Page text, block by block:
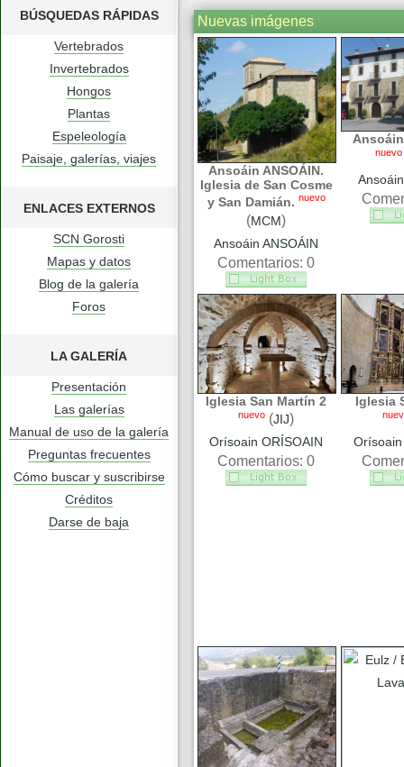
BÚSQUEDAS RÁPIDAS
Vertebrados
Invertebrados
Hongos
Plantas
Espeleología
Paisaje, galerías, viajes
ENLACES EXTERNOS
SCN Gorosti
Mapas y datos
Blog de la galería
Foros
LA GALERÍA
Presentación
Las galerías
Manual de uso de la galería
Preguntas frecuentes
Cómo buscar y suscribirse
Créditos
Darse de baja
Nuevas imágenes
Ansoáin ANSOÁIN.
Iglesia de San Cosme
y San Damián. nuevo
(MCM)
Ansoáin ANSOÁIN
Comentarios: 0
nuevo
Iglesia San Martín 2
nuevo (JIJ)
Orísoain ORÍSOAIN
Comentarios: 0
Iglesia